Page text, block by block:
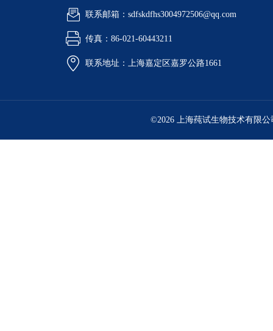
联系邮箱：sdfskdfhs3004972506@qq.com
传真：86-021-60443211
联系地址：上海嘉定区嘉罗公路1661
©2026 上海莼试生物技术有限